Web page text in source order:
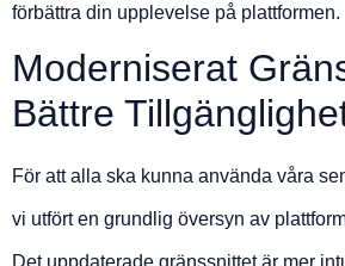
förbättra din upplevelse på plattformen.
Moderniserat
Bättre
För att alla ska kunna använda våra
vi utfört en grundlig översyn av
Det uppdaterade gränssnittet är mer